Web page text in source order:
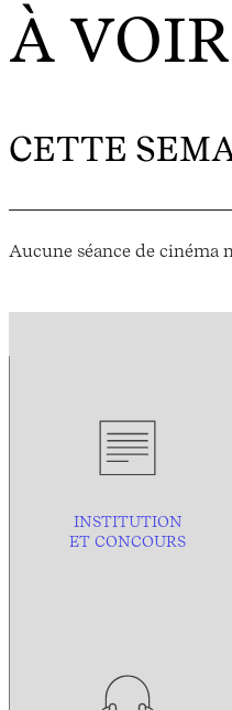
À
CETTE
Aucune séance de cinéma
INSTITUTION
ET CONCOURS